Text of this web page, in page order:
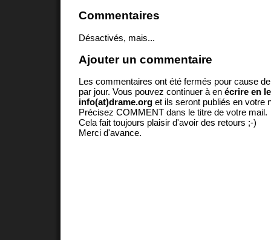
Commentaires
Désactivés, mais...
Ajouter un commentaire
Les commentaires ont été fermés pour cause
par jour. Vous pouvez continuer à en écrire en
info(at)drame.org et ils seront publiés en votre
Précisez COMMENT dans le titre de votre mail.
Cela fait toujours plaisir d'avoir des retours ;-)
Merci d'avance.